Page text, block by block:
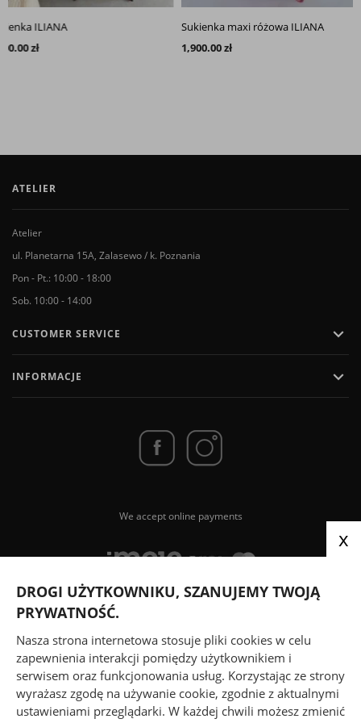
ILIANA
zł
Sukienka maxi różowa ILIANA
1,900.00 zł
ATELIER
Atelier
ul. Planetarna 15A, Zalasewo / k. Poznania
Pon - Pt.: 10:00 - 18:00
Sob. 10:00 - 14:00
CUSTOMER SERVICE 
INFORMACJE 
We accept online payments
DROGI UŻYTKOWNIKU, SZANUJEMY TWOJĄ
PRYWATNOŚĆ.
Nasza strona internetowa stosuje pliki cookies w celu
zapewnienia interakcji pomiędzy użytkownikiem i
serwisem oraz funkcjonowania usług. Korzystając ze strony
wyrażasz zgodę na używanie cookie, zgodnie z aktualnymi
ustawieniami przeglądarki. W każdej chwili możesz zmienić
x